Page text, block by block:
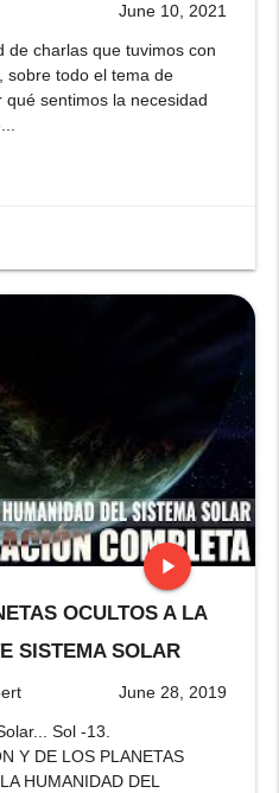
June 10, 2021
de charlas que tuvimos con
sobre todo el tema de
sentimos la necesidad
play_arrow
stop
OCULTOS A LA
SISTEMA SOLAR
June 28, 2019
Sol -13.
Y DE LOS PLANETAS
HUMANIDAD DEL